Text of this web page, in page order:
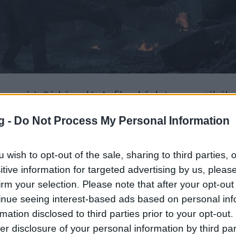
- Do Not Process My Personal Information
wish to opt-out of the sale, sharing to third parties,
information for targeted advertising by us,
your selection. Please note that after your opt-
seeing interest-based ads based on personal
disclosed to third parties prior to your opt-
disclosure of your personal information by third
már! Sárkányok! A film képlete nagyjából
Már csak azért is, mert sok energiát
rá, de a sárkányokkal küzdő
faktort, ami el tudja vinni a hátán a produkciót.
sárkányölésre vágysz, ez a te filmed!
Los últimos dias (2013)
Kritika)